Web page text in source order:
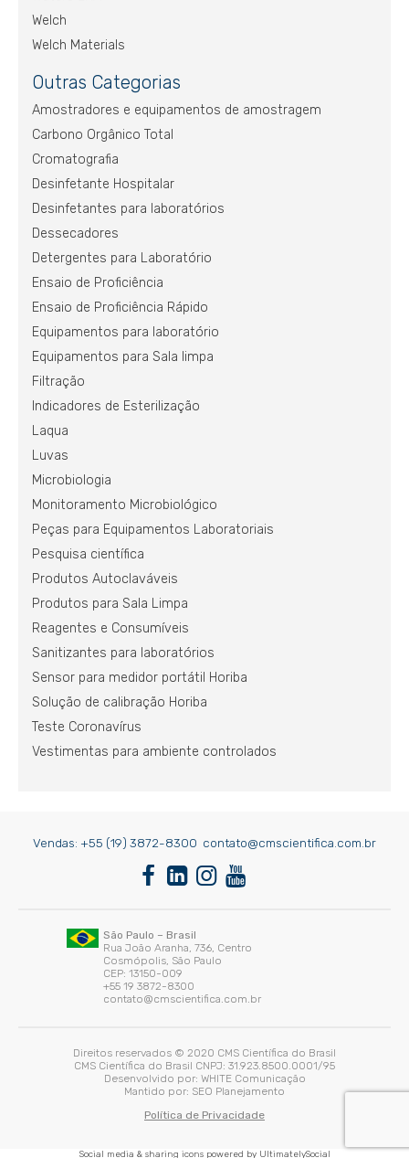
Welch
Welch Materials
Outras Categorias
Amostradores e equipamentos de amostragem
Carbono Orgânico Total
Cromatografia
Desinfetante Hospitalar
Desinfetantes para laboratórios
Dessecadores
Detergentes para Laboratório
Ensaio de Proficiência
Ensaio de Proficiência Rápido
Equipamentos para laboratório
Equipamentos para Sala limpa
Filtração
Indicadores de Esterilização
Laqua
Luvas
Microbiologia
Monitoramento Microbiológico
Peças para Equipamentos Laboratoriais
Pesquisa científica
Produtos Autoclaváveis
Produtos para Sala Limpa
Reagentes e Consumíveis
Sanitizantes para laboratórios
Sensor para medidor portátil Horiba
Solução de calibração Horiba
Teste Coronavírus
Vestimentas para ambiente controlados
Vendas: +55 (19) 3872-8300 contato@cmscientifica.com.br
Direitos reservados © 2020 CMS Científica do Brasil
CMS Científica do Brasil CNPJ: 31.923.8500.0001/95
Desenvolvido por: WHITE Comunicação
Mantido por: SEO Planejamento
Política de Privacidade
São Paulo – Brasil
Rua João Aranha, 736, Centro
Cosmópolis, São Paulo
CEP: 13150-009
+55 19 3872-8300
contato@cmscientifica.com.br
Social media & sharing icons powered by UltimatelySocial